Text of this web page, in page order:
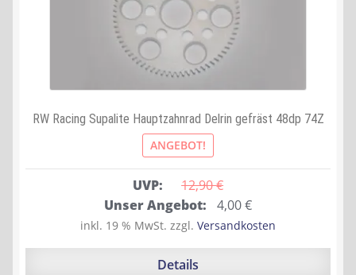
RW Racing Supalite Hauptzahnrad Delrin gefräst 48dp 74Z
ANGEBOT!
UVP: 12,90 €
Ursprünglicher
Preis
war:
Unser Angebot: 4,00€Aktueller
Preis
ist:
inkl. 19 % MwSt. zzgl. Versandkosten
Details